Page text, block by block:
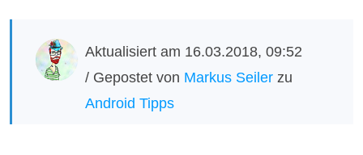
Aktualisiert am 16.03.2018, 09:52
/ Gepostet von Markus Seiler zu
Android Tipps